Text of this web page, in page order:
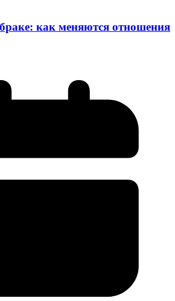
как меняются отношения